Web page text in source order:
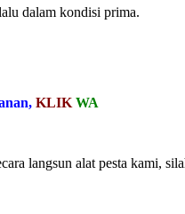
dalam kondisi prima.
KLIK WA
langsun alat pesta kami,